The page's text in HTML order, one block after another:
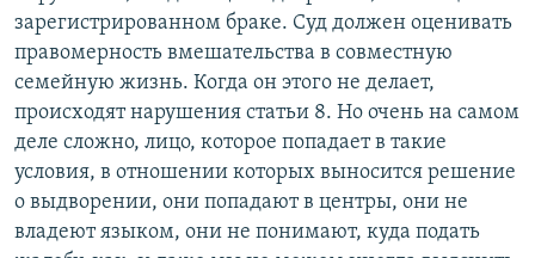
зарегистрированном браке. Суд должен оценивать
правомерность вмешательства в совместную
семейную жизнь. Когда он этого не делает,
происходят нарушения статьи 8. Но очень на самом
деле сложно, лицо, которое попадает в такие
условия, в отношении которых выносится решение
о выдворении, они попадают в центры, они не
владеют языком, они не понимают, куда подать